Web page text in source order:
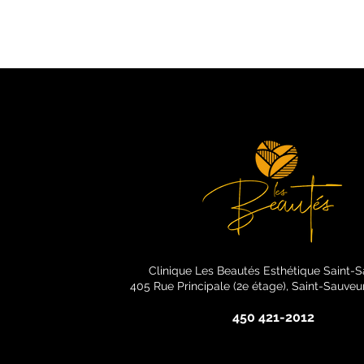
Clinique Les Beautés Esthétique Saint-
405 Rue Principale (2e étage), Saint-
450 421-2012